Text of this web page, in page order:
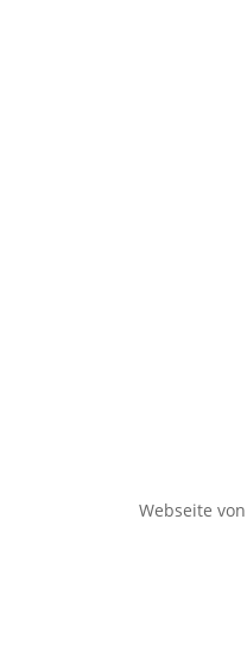
Webseite von